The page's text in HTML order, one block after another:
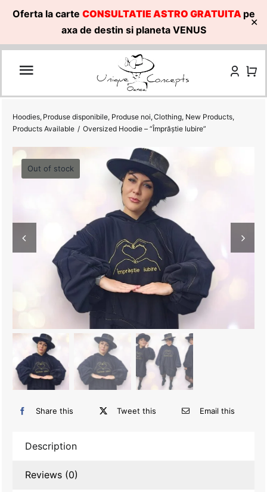
Oferta la carte CONSULTATIE ASTRO GRATUITA pe
axa de destin si planeta VENUS
✕
Skip
Hoodies Produse disponibile Produse noi Clothing New Products
Products Available
Oversized Hoodie – “Împrăștie Iubire”
Out of stock
Share this Tweet this Email this
Description
Reviews (0)